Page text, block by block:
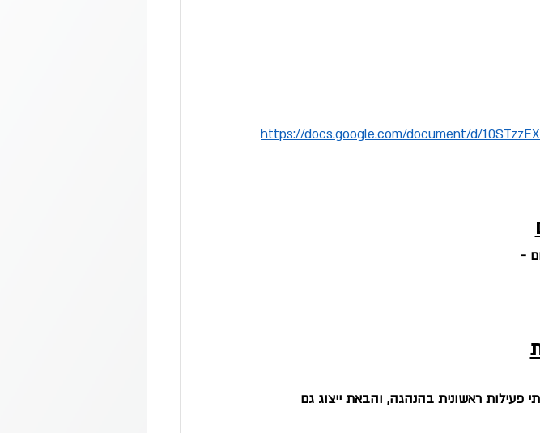
https://docs.google.com/document/d/
-
ראשונית בהנהגה, והבאת ייצוג גם